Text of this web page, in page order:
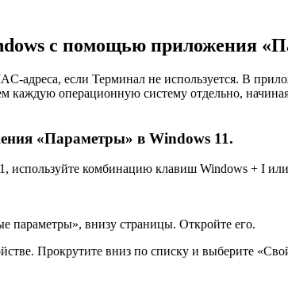
с помощью приложения
адреса, если Терминал не используется. В
операционную систему отдельно,
«Параметры» в Windows 11.
используйте комбинацию клавиш Windows + I
параметры», внизу страницы. Откройте его.
Прокрутите вниз по списку и выберите